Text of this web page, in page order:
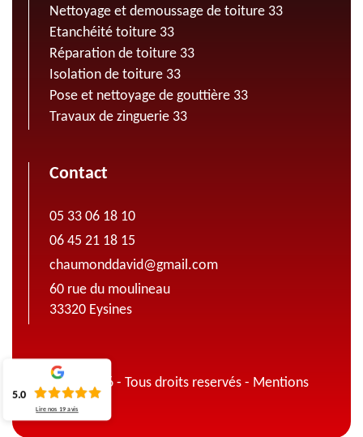
Nettoyage et demoussage de toiture 33
Etanchéité toiture 33
Réparation de toiture 33
Isolation de toiture 33
Pose et nettoyage de gouttière 33
Travaux de zinguerie 33
Contact
05 33 06 18 10
06 45 21 18 15
chaumonddavid@gmail.com
60 rue du moulineau
33320 Eysines
© 2022 - 2026 - Tous droits reservés - Mentions
légales
5.0
Lire nos 19 avis